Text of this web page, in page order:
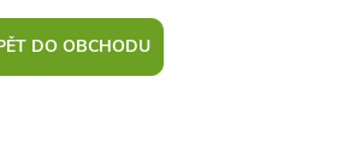
DO OBCHODU